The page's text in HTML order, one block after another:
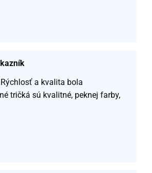
a kvalita bola
tričká sú kvalitné, peknej farby,